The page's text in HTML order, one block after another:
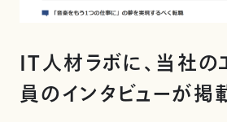
IT人材ラボに、当社の
員のインタビューが掲